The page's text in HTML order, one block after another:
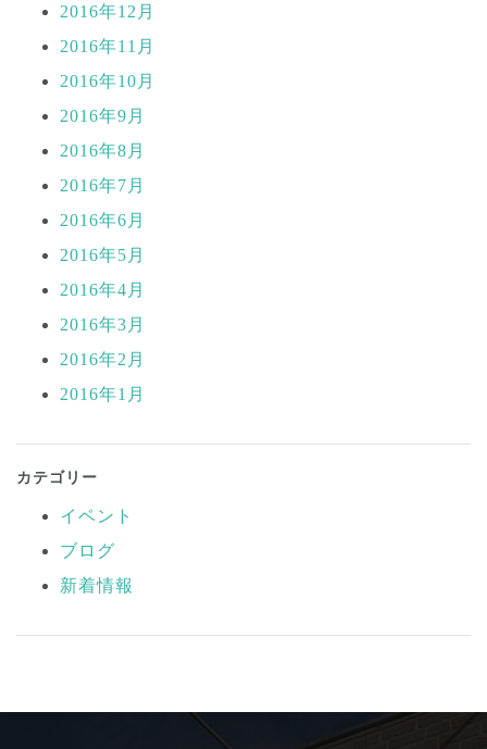
2016年12月
2016年11月
2016年10月
2016年9月
2016年8月
2016年7月
2016年6月
2016年5月
2016年4月
2016年3月
2016年2月
2016年1月
カテゴリー
イベント
ブログ
新着情報